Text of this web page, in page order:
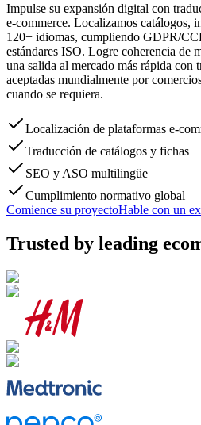
Impulse su expansión digital con
e‑commerce. Localizamos catálogos,
120+ idiomas, cumpliendo GDPR/
estándares ISO. Logre coherencia de
una salida al mercado más rápida con
aceptadas mundialmente por
cuando se requiera.
Localización de plataformas
Traducción de catálogos y fichas
SEO y ASO multilingüe
Cumplimiento normativo global
Comience su proyectoHable con un
Trusted by leading